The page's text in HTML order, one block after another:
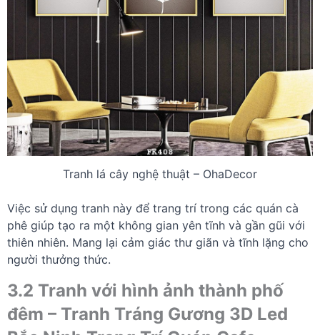
Tranh lá cây nghệ thuật – OhaDecor
Việc sử dụng tranh này để trang trí trong các quán cà
phê giúp tạo ra một không gian yên tĩnh và gần gũi với
thiên nhiên. Mang lại cảm giác thư giãn và tĩnh lặng cho
người thưởng thức.
3.2 Tranh với hình ảnh thành phố
đêm – Tranh Tráng Gương 3D Led